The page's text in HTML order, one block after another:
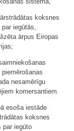
koksnes
par iegūtās,
ārpus Eiropas
nesamērīgu
komersantiem.
esoša iestāde
koksnes
par iegūto